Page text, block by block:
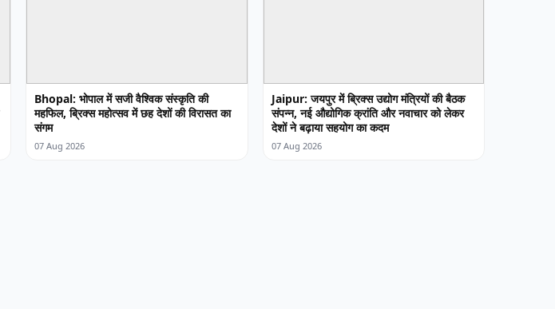
Bhopal: भोपाल में सजी वैश्विक संस्कृति की
महफिल, ब्रिक्स महोत्सव में छह देशों की विरासत का
संगम
07 Aug 2026
Jaipur: जयपुर में ब्रिक्स उद्योग मंत्रियों की बैठक
संपन्न, नई औद्योगिक क्रांति और नवाचार को लेकर
देशों ने बढ़ाया सहयोग का कदम
07 Aug 2026